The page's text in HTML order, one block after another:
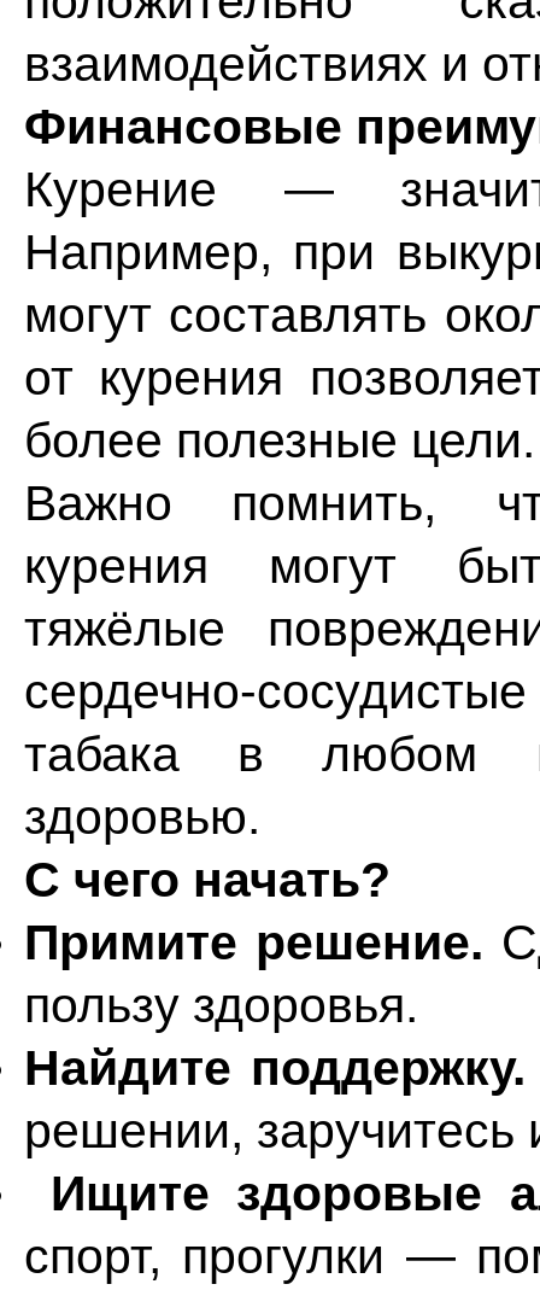
взаимодействиях и
Финансовые
Курение —
Например, при
могут составлять
от курения
более полезные
Важно помнить,
курения могут
тяжёлые
сердечно-
табака в любом
здоровью.
С чего начать?
Примите решение.
пользу здоровья.
Найдите поддержку.
решении, заручитесь
Ищите здоровые
спорт, прогулки —